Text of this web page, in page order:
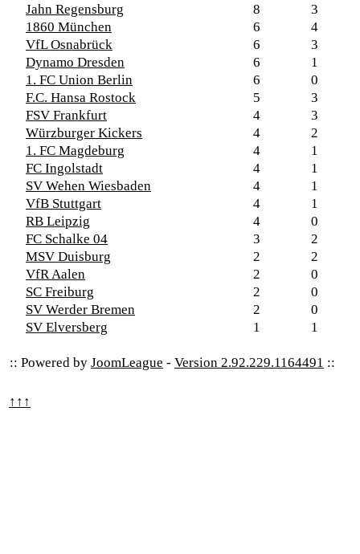
Jahn Regensburg
8
3
1860 München
6
4
VfL Osnabrück
6
3
Dynamo Dresden
6
1
1. FC Union Berlin
6
0
F.C. Hansa Rostock
5
3
FSV Frankfurt
4
3
Würzburger Kickers
4
2
1. FC Magdeburg
4
1
FC Ingolstadt
4
1
SV Wehen Wiesbaden
4
1
VfB Stuttgart
4
1
RB Leipzig
4
0
FC Schalke 04
3
2
MSV Duisburg
2
2
VfR Aalen
2
0
SC Freiburg
2
0
SV Werder Bremen
2
0
SV Elversberg
1 1
:: Powered by JoomLeague - Version 2.92.229.1164491 ::
↑↑↑